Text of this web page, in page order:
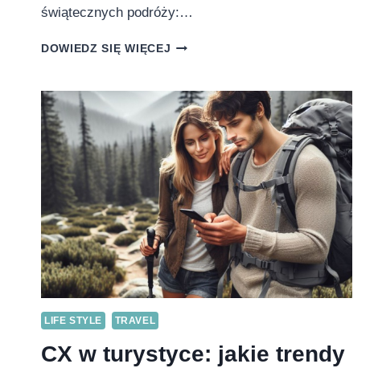
świątecznych podróży:…
DOWIEDZ SIĘ WIĘCEJ WIELKANOCNE
BEZPIECZEŃSTWO
NAJMŁODSZYCH
NA
PIERWSZYM
MIEJSCU
LIFE STYLE TRAVEL
CX w turystyce: jakie trendy